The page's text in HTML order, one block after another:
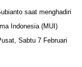
saat menghadiri
Indonesia (MUI)
Sabtu 7 Februari